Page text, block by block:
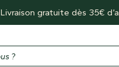
Livraison gratuite dès 35€